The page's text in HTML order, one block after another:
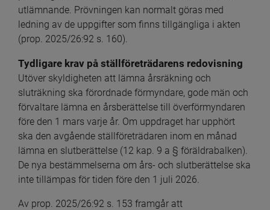
utlämnande. Prövningen kan normalt göras med
ledning av de uppgifter som finns tillgängliga i akten
(prop. 2025/26:92 s. 160).
Tydligare krav på ställföreträdarens redovisning
Utöver skyldigheten att lämna årsräkning och
sluträkning ska förordnade förmyndare, gode män och
förvaltare lämna en årsberättelse till överförmyndaren
före den 1 mars varje år. Om uppdraget har upphört
ska den avgående ställföreträdaren inom en månad
lämna en slutberättelse (12 kap. 9 a § föräldrabalken).
De nya bestämmelserna om års- och slutberättelse ska
inte tillämpas för tiden före den 1 juli 2026.
Av prop. 2025/26:92 s. 153 framgår att